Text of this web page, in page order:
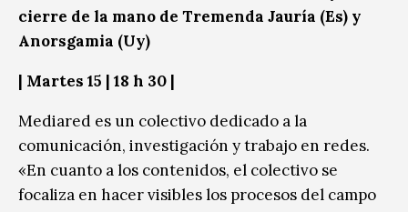
cierre de la mano de Tremenda Jauría (Es) y
Anorsgamia (Uy)
| Martes 15 | 18 h 30 |
Mediared es un colectivo dedicado a la
comunicación, investigación y trabajo en redes.
«En cuanto a los contenidos, el colectivo se
focaliza en hacer visibles los procesos del campo